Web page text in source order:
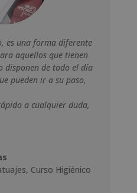
es una forma diferente
aquellos que tienen
disponen de todo el día
pueden ir a su paso,
a cualquier duda,
, Curso Higiénico